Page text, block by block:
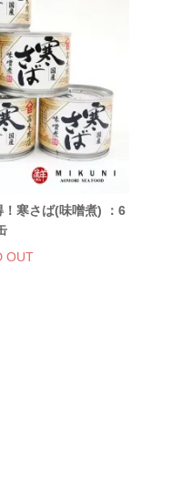
寒さば(味噌煮) ：6
OUT